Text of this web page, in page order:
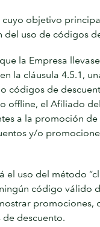
cuyo objetivo
del uso de códigos
la Empresa
la cláusula 4.5.1,
códigos de
offline, el Afiliado
a la promoción
y/o
el uso del método
código válido
promociones,
descuento.